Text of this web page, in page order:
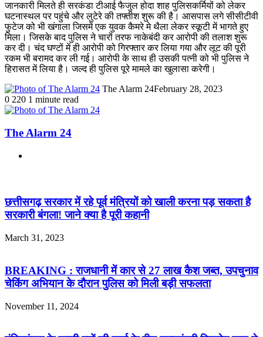
जानकारी मिलते ही सरकंडा टीआई फैजुल होदा शाह पुलिसकर्मियों को लेकर
घटनास्थल पर पहुंचे और लुटेरे की तफ्तीश शुरू की है। आसपास लगे सीसीटीवी
फुटेज को भी खंगाला जिसमें एक युवक कैमरे मे थैला लेकर स्कूटी में भागते हुए
मिला। जिसके बाद पुलिस ने चारों तरफ नाकेबंदी कर आरोपी की तलाश शुरू
कर दी। चंद घण्टों में ही आरोपी को गिरफ्तार कर लिया गया और लूट की पूरी
रकम भी बरामद कर ली गई। आरोपी के साथ ही उसकी पत्नी को भी पुलिस ने
हिरासत में लिया है। जल्द ही पुलिस पूरे मामले का खुलासा करेगी।
The Alarm 24February 28, 2023
0 220 1 minute read
The Alarm 24
छत्तीसगढ़ सरकार में रहे पूर्व मंत्रियों को खाली करना पड़ सकता है
सरकारी बंगला! जाने क्या है पूरी कहानी
March 31, 2023
BREAKING : राजधानी में कार से 27 लाख कैश जब्त, उपचुनाव
चेकिंग अभियान के दौरान पुलिस को मिली बड़ी सफलता
November 11, 2024